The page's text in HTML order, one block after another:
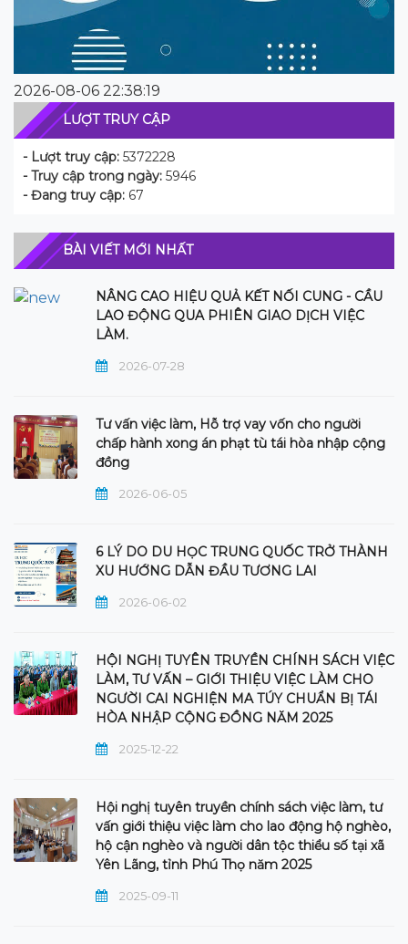
2026-08-06 22:38:19
LƯỢT TRUY CẬP
- Lượt truy cập: 5372228
- Truy cập trong ngày: 5946
- Đang truy cập: 67
BÀI VIẾT MỚI NHẤT
NÂNG CAO HIỆU QUẢ KẾT NỐI CUNG - CẦU
LAO ĐỘNG QUA PHIÊN GIAO DỊCH VIỆC
LÀM.
2026-07-28
Tư vấn việc làm, Hỗ trợ vay vốn cho người
chấp hành xong án phạt tù tái hòa nhập cộng
đồng
2026-06-05
6 LÝ DO DU HỌC TRUNG QUỐC TRỞ THÀNH
XU HƯỚNG DẪN ĐẦU TƯƠNG LAI
2026-06-02
HỘI NGHỊ TUYÊN TRUYỀN CHÍNH SÁCH VIỆC
LÀM, TƯ VẤN – GIỚI THIỆU VIỆC LÀM CHO
NGƯỜI CAI NGHIỆN MA TÚY CHUẨN BỊ TÁI
HÒA NHẬP CỘNG ĐỒNG NĂM 2025
2025-12-22
Hội nghị tuyên truyền chính sách việc làm, tư
vấn giới thiệu việc làm cho lao động hộ nghèo,
hộ cận nghèo và người dân tộc thiểu số tại xã
Yên Lãng, tỉnh Phú Thọ năm 2025
2025-09-11